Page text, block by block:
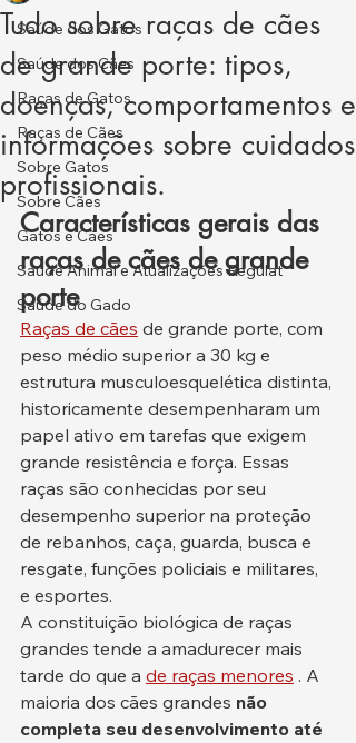
Saúde dos Gatos
Saúde dos Cães
Raças de Gatos
Raças de Cães
Sobre Gatos
Sobre Cães
Gatos e Cães
Saúde Animal e Atualizações Regulat
Saúde do Gado
Tudo sobre raças de cães
de grande porte: tipos,
doenças, comportamentos e
informações sobre cuidados
profissionais.
Características gerais das
raças de cães de grande
porte
Raças de cães de grande porte, com
peso médio superior a 30 kg e
estrutura musculoesquelética distinta,
historicamente desempenharam um
papel ativo em tarefas que exigem
grande resistência e força. Essas
raças são conhecidas por seu
desempenho superior na proteção
de rebanhos, caça, guarda, busca e
resgate, funções policiais e militares,
e esportes.
A constituição biológica de raças
grandes tende a amadurecer mais
tarde do que a de raças menores . A
maioria dos cães grandes não
completa seu desenvolvimento até